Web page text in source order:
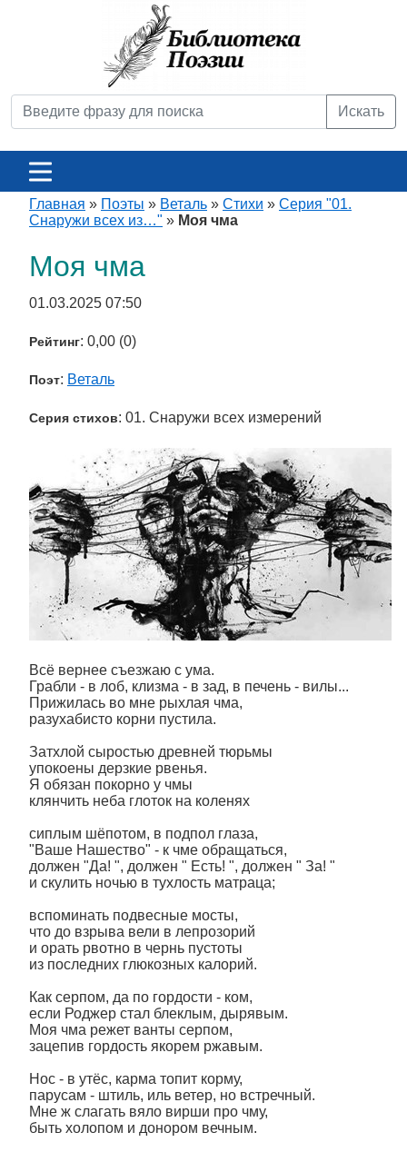
Искать
Главная » Поэты » Веталь » Стихи » Серия "01.
Снаружи всех из…" » Моя чма
Моя чма
01.03.2025 07:50
Рейтинг: 0,00 (0)
Поэт: Веталь
Серия стихов: 01. Снаружи всех измерений
Всё вернее съезжаю с ума.
Грабли - в лоб, клизма - в зад, в печень - вилы...
Прижилась во мне рыхлая чма,
разухабисто корни пустила.
Затхлой сыростью древней тюрьмы
упокоены дерзкие рвенья.
Я обязан покорно у чмы
клянчить неба глоток на коленях
сиплым шёпотом, в подпол глаза,
"Ваше Нашество" - к чме обращаться,
должен "Да! ", должен " Есть! ", должен " За! "
и скулить ночью в тухлость матраца;
вспоминать подвесные мосты,
что до взрыва вели в лепрозорий
и орать рвотно в чернь пустоты
из последних глюкозных калорий.
Как серпом, да по гордости - ком,
если Роджер стал блеклым, дырявым.
Моя чма режет ванты серпом,
зацепив гордость якорем ржавым.
Нос - в утёс, карма топит корму,
парусам - штиль, иль ветер, но встречный.
Мне ж слагать вяло вирши про чму,
быть холопом и донором вечным.